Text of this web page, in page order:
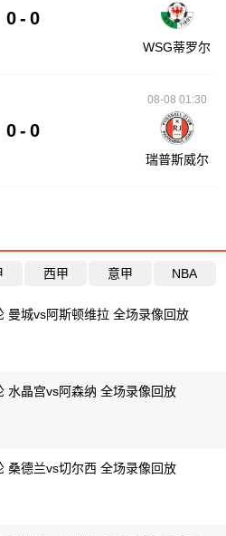
0 - 0
WSG蒂罗尔
0 - 0
08-08 01:30
瑞普斯威尔
西甲 意甲 NBA
曼城vs阿斯顿维拉 全场录像回放
水晶宫vs阿森纳 全场录像回放
桑德兰vs切尔西 全场录像回放